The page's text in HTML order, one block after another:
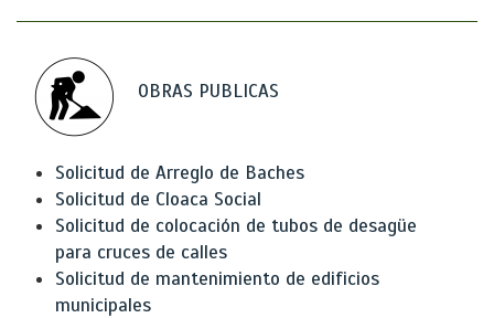
OBRAS PUBLICAS
Solicitud de Arreglo de Baches
Solicitud de Cloaca Social
Solicitud de colocación de tubos de desagüe
para cruces de calles
Solicitud de mantenimiento de edificios
municipales